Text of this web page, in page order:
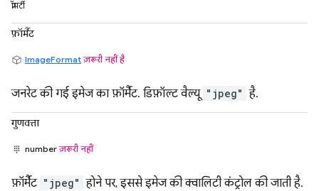
प्रॉपर्टी
फ़ॉर्मैट
ImageFormat ज़रूरी नहीं है
जनरेट की गई इमेज का फ़ॉर्मैट. डिफ़ॉल्ट वैल्यू "jpeg" है.
गुणवत्ता
numberज़रूरी नहीं
फ़ॉर्मैट "jpeg" होने पर, इससे इमेज की क्वालिटी कंट्रोल की जाती है.